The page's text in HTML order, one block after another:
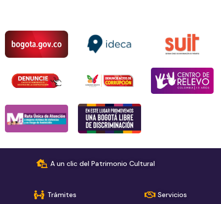
A un clic del Patrimonio Cultural
Trámites Servicios